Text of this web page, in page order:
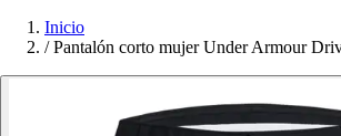
Inicio
/ Pantalón corto mujer Under Armour